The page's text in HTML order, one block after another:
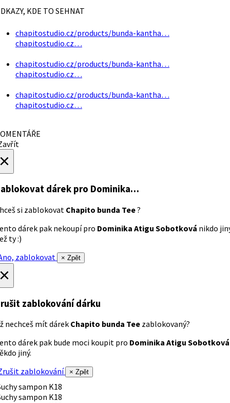
KDE TO SEHNAT
chapitostudio.cz/products/bunda-kantha…
chapitostudio.cz…
chapitostudio.cz/products/bunda-kantha…
chapitostudio.cz…
chapitostudio.cz/products/bunda-kantha…
chapitostudio.cz…
dárek pro Dominika…
si zablokovat Chapito bunda Tee?
dárek pak nekoupí pro Dominika Atigu Sobotková nikdo
ty :)
zablokovat
× Zpět
zablokování dárku
nechceš mít dárek Chapito bunda Tee zablokovaný?
dárek pak bude moci koupit pro Dominika Atigu Sobotková
jiný.
zablokování
× Zpět